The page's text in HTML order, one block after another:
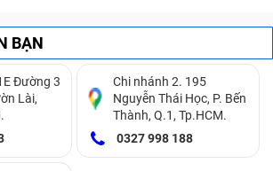
có các dấu hiệu trên, bạn cần thay
để tránh xảy ra lỗi nặng hơn sau này
BẠN
Đường 3
Lài,
Chi nhánh 2. 195
Nguyễn Thái Học, P. Bến
Thành, Q.1, Tp.HCM.
0327 998 188